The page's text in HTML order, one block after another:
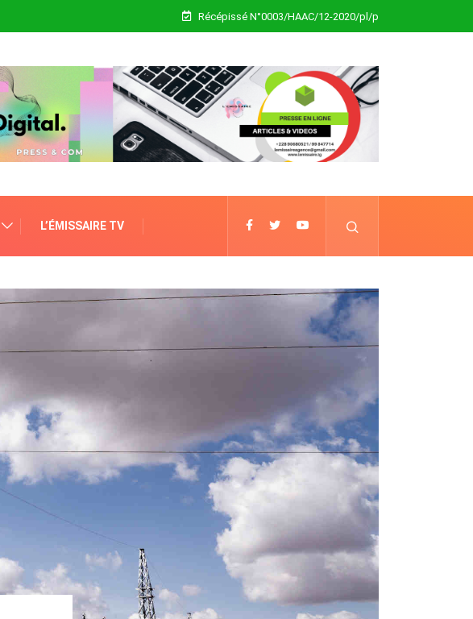
Récépissé N°0003/HAAC/12-2020/pl/p
L’ÉMISSAIRE TV